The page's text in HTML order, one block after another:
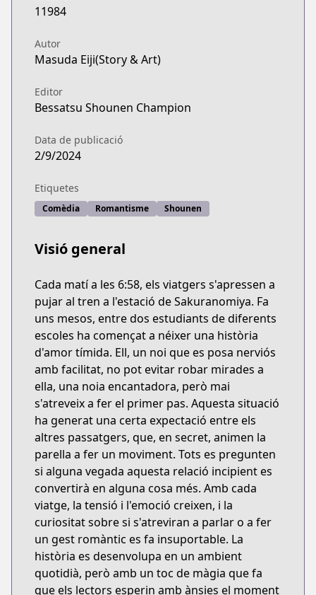
11984
Autor
Masuda Eiji(Story & Art)
Editor
Bessatsu Shounen Champion
Data de publicació
2/9/2024
Etiquetes
Comèdia Romantisme Shounen
Visió general
Cada matí a les 6:58, els viatgers s'apressen a
pujar al tren a l'estació de Sakuranomiya. Fa
uns mesos, entre dos estudiants de diferents
escoles ha començat a néixer una història
d'amor tímida. Ell, un noi que es posa nerviós
amb facilitat, no pot evitar robar mirades a
ella, una noia encantadora, però mai
s'atreveix a fer el primer pas. Aquesta situació
ha generat una certa expectació entre els
altres passatgers, que, en secret, animen la
parella a fer un moviment. Tots es pregunten
si alguna vegada aquesta relació incipient es
convertirà en alguna cosa més. Amb cada
viatge, la tensió i l'emoció creixen, i la
curiositat sobre si s'atreviran a parlar o a fer
un gest romàntic es fa insuportable. La
història es desenvolupa en un ambient
quotidià, però amb un toc de màgia que fa
que els lectors esperin amb ànsies el moment